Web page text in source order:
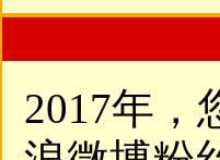
2017年，